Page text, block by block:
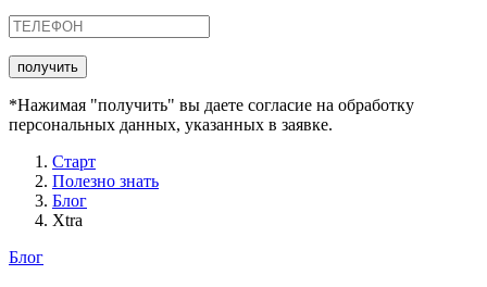
*Нажимая "получить" вы даете согласие на обработку
персональных данных, указанных в заявке.
Старт
Полезно знать
Блог
Xtra
Блог